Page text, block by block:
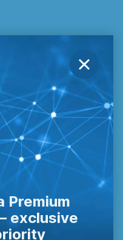
Premium
exclusive